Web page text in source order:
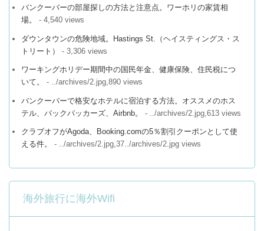
バンクーバーの部屋探しの方法と注意点。ワーホリの家賃相
場。
- 4,540 views
ダウンタウンの危険地域。Hastings St.（ヘイスティングス・ス
トリート）
- 3,306 views
ワーキングホリデー期間中の国民年金、健康保険、住民税につ
いて。
- ../archives/2.jpg,890 views
バンクーバーで格安なホテルに宿泊する方法。オススメのホス
テル、バックパッカーズ、Airbnb。
- ../archives/2.jpg,613 views
クラブオフがAgoda、Booking.comの5％割引クーポンとして使
える件。
- ../archives/2.jpg,37../archives/2.jpg views
海外旅行に海外Wifi